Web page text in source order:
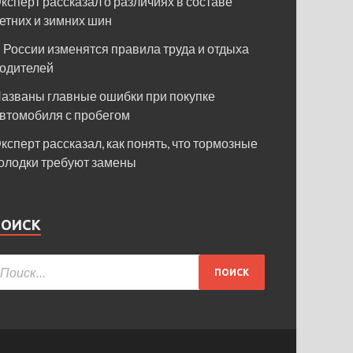
и зимних шин
России изменятся правила труда и отдыха
главные ошибки при покупке
с пробегом
рассказал, как понять, что тормозные
требуют замены